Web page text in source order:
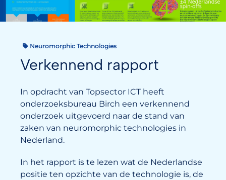
Neuromorphic Technologies
Verkennend rapport
In opdracht van Topsector ICT heeft
onderzoeksbureau Birch een verkennend
onderzoek uitgevoerd naar de stand van
zaken van neuromorphic technologies in
Nederland.
In het rapport is te lezen wat de Nederlandse
positie ten opzichte van de technologie is, de